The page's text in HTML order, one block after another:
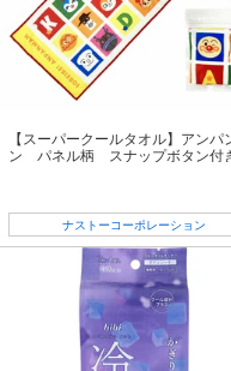
【スーパークールタオル】アンパ
ン パネル柄 スナップボタン付
ナストーコーポレーション